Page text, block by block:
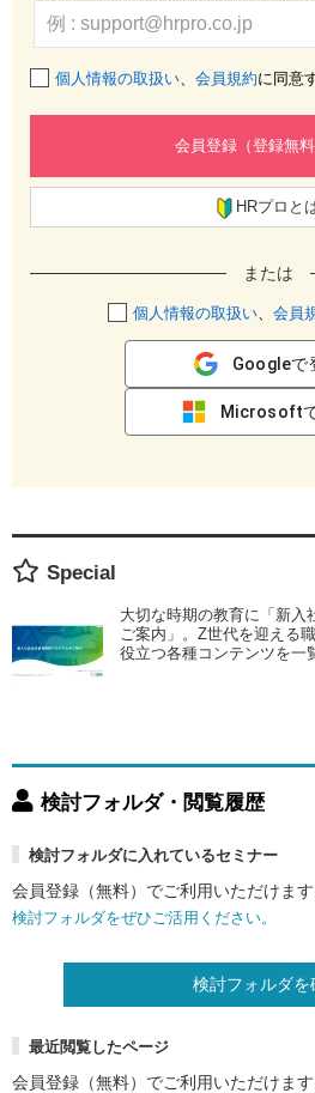
個人情報の取扱い、 会員規約に同意
会員登録（登録無
HRプロと
または
個人情報の取扱い、 会員
Googleで
Microsoft
Special
大切な時期の教育に「新入
ご案内」。Z世代を迎える
役立つ各種コンテンツを一
検討フォルダ・閲覧履歴
検討フォルダに入れているセミナー
会員登録（無料）でご利用いただけます
検討フォルダをぜひご活用ください。
検討フォルダを
最近閲覧したページ
会員登録（無料）でご利用いただけます